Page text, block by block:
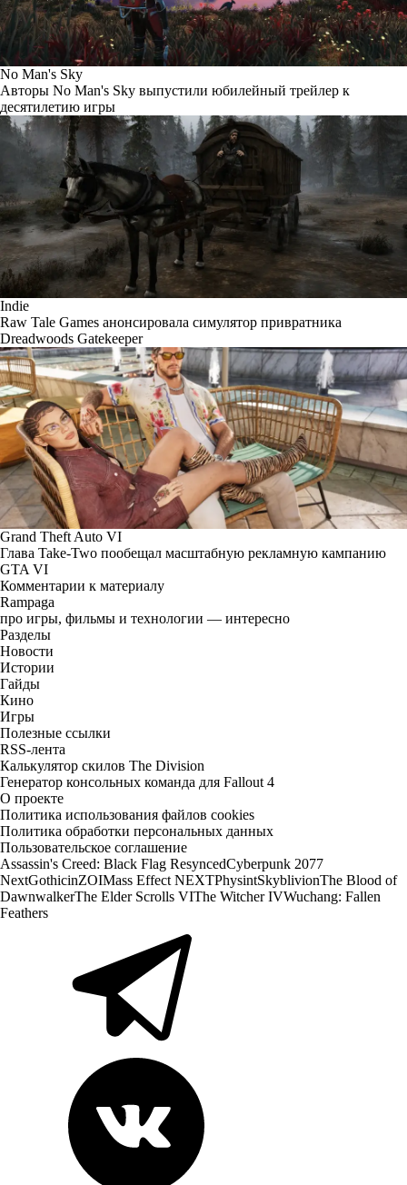
No Man's Sky
Авторы No Man's Sky выпустили юбилейный трейлер к
десятилетию игры
Indie
Raw Tale Games анонсировала симулятор привратника
Dreadwoods Gatekeeper
Grand Theft Auto VI
Глава Take-Two пообещал масштабную рекламную кампанию
GTA VI
Комментарии к материалу
Rampaga
про игры, фильмы и технологии — интересно
Разделы
Новости
Истории
Гайды
Кино
Игры
Полезные ссылки
RSS-лента
Калькулятор скилов The Division
Генератор консольных команда для Fallout 4
О проекте
Политика использования файлов cookies
Политика обработки персональных данных
Пользовательское соглашение
Assassin's Creed: Black Flag ResyncedCyberpunk 2077
NextGothicinZOIMass Effect NEXTPhysintSkyblivionThe Blood of
DawnwalkerThe Elder Scrolls VIThe Witcher IVWuchang: Fallen
Feathers